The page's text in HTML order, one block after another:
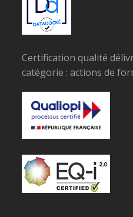
Certification qualité
catégorie : actions de